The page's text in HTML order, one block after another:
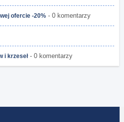
ofercie -20% - 0 komentarzy
i krzeseł- 0 komentarzy